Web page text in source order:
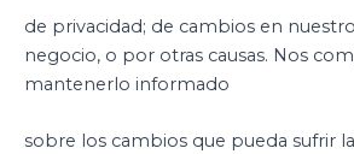
de privacidad; de cambios en
negocio, o por otras causas. Nos
mantenerlo informado
sobre los cambios que pueda sufrir